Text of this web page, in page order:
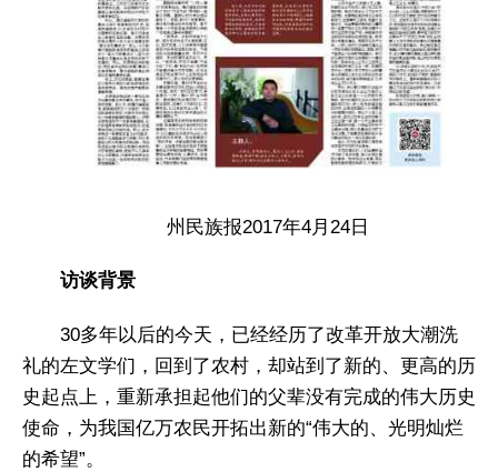
州民族报2017年4月24日
访谈背景
30多年以后的今天，已经经历了改革开放大潮洗
礼的左文学们，回到了农村，却站到了新的、更高的历
史起点上，重新承担起他们的父辈没有完成的伟大历史
使命，为我国亿万农民开拓出新的“伟大的、光明灿烂
的希望”。